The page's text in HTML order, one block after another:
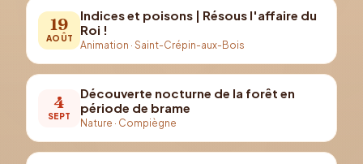
19
AOÛT
Indices et poisons | Résous l'affaire du
Roi !
Animation · Saint-Crépin-aux-Bois
4
SEPT
Découverte nocturne de la forêt en
période de brame
Nature · Compiègne